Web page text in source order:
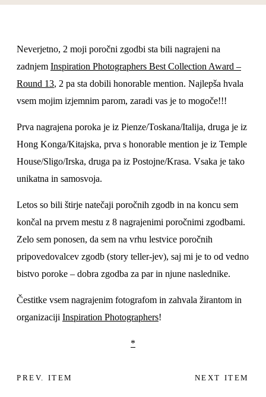
Neverjetno, 2 moji poročni zgodbi sta bili nagrajeni na
zadnjem Inspiration Photographers Best Collection Award –
Round 13, 2 pa sta dobili honorable mention. Najlepša hvala
vsem mojim izjemnim parom, zaradi vas je to mogoče!!!
Prva nagrajena poroka je iz Pienze/Toskana/Italija, druga je iz
Hong Konga/Kitajska, prva s honorable mention je iz Temple
House/Sligo/Irska, druga pa iz Postojne/Krasa. Vsaka je tako
unikatna in samosvoja.
Letos so bili štirje natečaji poročnih zgodb in na koncu sem
končal na prvem mestu z 8 nagrajenimi poročnimi zgodbami.
Zelo sem ponosen, da sem na vrhu lestvice poročnih
pripovedovalcev zgodb (story teller-jev), saj mi je to od vedno
bistvo poroke – dobra zgodba za par in njune naslednike.
Čestitke vsem nagrajenim fotografom in zahvala žirantom in
organizaciji Inspiration Photographers!
*
PREV. ITEM NEXT ITEM